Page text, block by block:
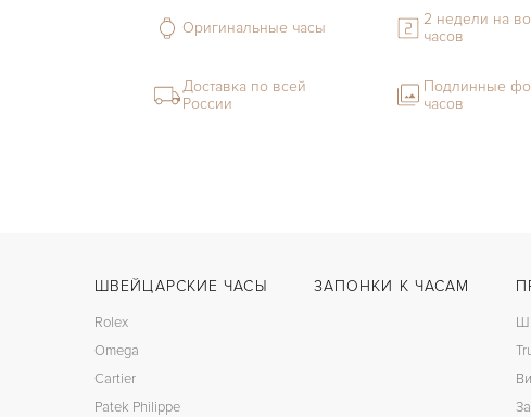
Оригинальные часы
2 недели на
часов
Доставка по всей
России
Подлинные
часов
ШВЕЙЦАРСКИЕ ЧАСЫ
Rolex
Omega
Cartier
Patek Philippe
ЗАПОНКИ К ЧАСАМ